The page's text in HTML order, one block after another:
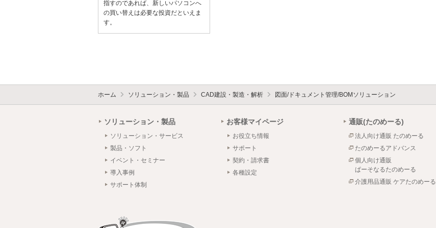
指すのであれば、新しいパソコンへ
の買い替えは必要な投資だといえま
す。
ホーム ソリューション・製品 CAD建設・製造・解析 図面/ドキュメント管理/BOMソリューション
ソリューション・製品
ソリューション・サービス
製品・ソフト
イベント・セミナー
導入事例
サポート体制
お客様マイページ
お役立ち情報
サポート
契約・請求書
各種設定
通販(たのめーる)
法人向け通販 たのめーる
たのめーるアドバンス
個人向け通販
ぱーそなるたのめーる
介護用品通販 ケアたのめーる